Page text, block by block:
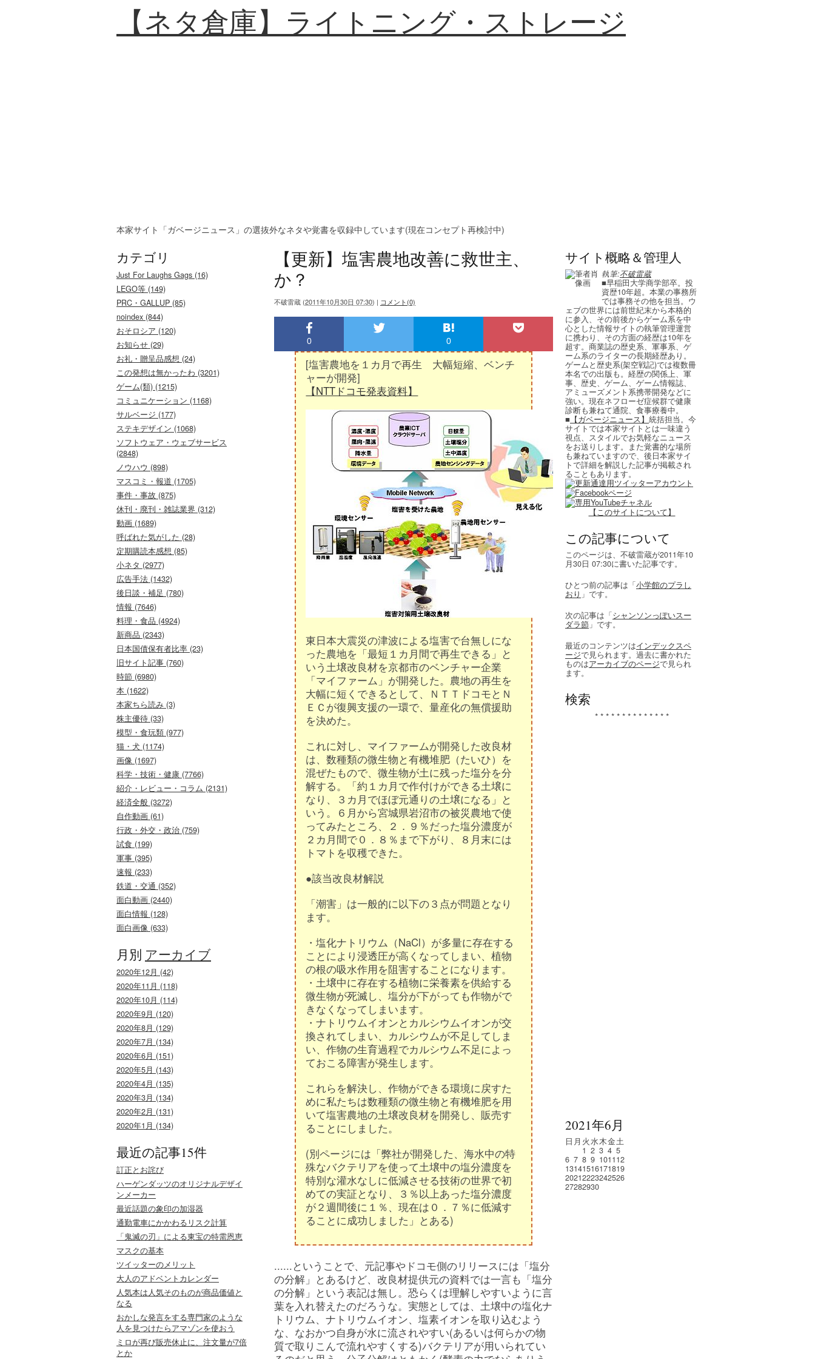
【ネタ倉庫】ライトニング・ストレージ
本家サイト「ガベージニュース」の選抜外なネタや覚書を収録中しています(現在コンセプト再検討中)
【更新】塩害農地改善に救世主、
か？
不破雷蔵 (2011年10月30日 07:30) | コメント(0)
0 0
[塩害農地を１カ月で再生 大幅短縮、ベンチ
ャーが開発]
【NTTドコモ発表資料】
東日本大震災の津波による塩害で台無しにな
った農地を「最短１カ月間で再生できる」と
いう土壌改良材を京都市のベンチャー企業
「マイファーム」が開発した。農地の再生を
大幅に短くできるとして、ＮＴＴドコモとＮ
ＥＣが復興支援の一環で、量産化の無償援助
を決めた。
これに対し、マイファームが開発した改良材
は、数種類の微生物と有機堆肥（たいひ）を
混ぜたもので、微生物が土に残った塩分を分
解する。「約１カ月で作付けができる土壌に
なり、３カ月でほぼ元通りの土壌になる」と
いう。６月から宮城県岩沼市の被災農地で使
ってみたところ、２．９％だった塩分濃度が
２カ月間で０．８％まで下がり、８月末には
トマトを収穫できた。
●該当改良材解説
「潮害」は一般的に以下の３点が問題となり
ます。
・塩化ナトリウム（NaCl）が多量に存在する
ことにより浸透圧が高くなってしまい、植物
の根の吸水作用を阻害することになります。
・土壌中に存在する植物に栄養素を供給する
微生物が死滅し、塩分が下がっても作物がで
きなくなってしまいます。
・ナトリウムイオンとカルシウムイオンが交
換されてしまい、カルシウムが不足してしま
い、作物の生育過程でカルシウム不足によっ
ておこる障害が発生します。
これらを解決し、作物ができる環境に戻すた
めに私たちは数種類の微生物と有機堆肥を用
いて塩害農地の土壌改良材を開発し、販売す
ることにしました。
(別ページには「弊社が開発した、海水中の特
殊なバクテリアを使って土壌中の塩分濃度を
特別な灌水なしに低減させる技術の世界で初
めての実証となり、３％以上あった塩分濃度
が２週間後に１％、現在は０．７％に低減す
ることに成功しました」とある)
......ということで、元記事やドコモ側のリリースには「塩分
の分解」とあるけど、改良材提供元の資料では一言も「塩分
の分解」という表記は無し。恐らくは理解しやすいように言
葉を入れ替えたのだろうな。実態としては、土壌中の塩化ナ
トリウム、ナトリウムイオン、塩素イオンを取り込むよう
な、なおかつ自身が水に流されやすい(あるいは何らかの物
質で取りこんで流れやすくする)バクテリアが用いられてい
カテゴリ
Just For Laughs Gags (16)
LEGO等 (149)
PRC・GALLUP (85)
noindex (844)
おそロシア (120)
お知らせ (29)
お礼・贈呈品感想 (24)
この発想は無かったわ (3201)
ゲーム(類) (1215)
コミュニケーション (1168)
サルベージ (177)
ステキデザイン (1068)
ソフトウェア・ウェブサービス
(2848)
ノウハウ (898)
マスコミ・報道 (1705)
事件・事故 (875)
休刊・廃刊・雑誌業界 (312)
動画 (1689)
呼ばれた気がした (28)
定期購読本感想 (85)
小ネタ (2977)
広告手法 (1432)
後日談・補足 (780)
情報 (7646)
料理・食品 (4924)
新商品 (2343)
日本国債保有者比率 (23)
旧サイト記事 (760)
時節 (6980)
本 (1622)
本家ちら読み (3)
株主優待 (33)
模型・食玩類 (977)
猫・犬 (1174)
画像 (1697)
科学・技術・健康 (7766)
紹介・レビュー・コラム (2131)
経済全般 (3272)
自作動画 (61)
行政・外交・政治 (759)
試食 (199)
軍事 (395)
速報 (233)
鉄道・交通 (352)
面白動画 (2440)
面白情報 (128)
面白画像 (633)
月別 アーカイブ
2020年12月 (42)
2020年11月 (118)
2020年10月 (114)
2020年9月 (120)
2020年8月 (129)
2020年7月 (134)
2020年6月 (151)
2020年5月 (143)
2020年4月 (135)
2020年3月 (134)
2020年2月 (131)
2020年1月 (134)
最近の記事15件
訂正とお詫び
ハーゲンダッツのオリジナルデザイ
ンメーカー
最近話題の象印の加湿器
通勤電車にかかわるリスク計算
「鬼滅の刃」による東宝の特需恩恵
マスクの基本
ツイッターのメリット
大人のアドベントカレンダー
人気本は人気そのものが商品価値と
なる
おかしな発言をする専門家のような
人を見つけたらアマゾンを使おう
ミロが再び販売休止に、注文量が7倍
とか
サイト概略＆管理人
執筆:不破雷蔵
■早稲田大学商学部卒。投
資歴10年超。本業の事務所
では事務その他を担当。ウ
ェブの世界には前世紀末から本格的
に参入、その前後からゲーム系を中
心とした情報サイトの執筆管理運営
に携わり、その方面の経歴は10年を
超す。商業誌の歴史系、軍事系、ゲ
ーム系のライターの長期経歴あり。
ゲームと歴史系(架空戦記)では複数冊
本名での出版も。経歴の関係上、軍
事、歴史、ゲーム、ゲーム情報誌、
アミューズメント系携帯開発などに
強い。現在ネフローゼ症候群で健康
診断も兼ねて通院、食事療養中。
■ 【ガベージニュース】 統括担当。今
サイトでは本家サイトとは一味違う
視点、スタイルでお気軽なニュース
をお送りします。また覚書的な場所
も兼ねていますので、後日本家サイ
トで詳細を解説した記事が掲載され
ることもあります。
【このサイトについて】
この記事について
このページは、不破雷蔵が2011年10
月30日 07:30に書いた記事です。
ひとつ前の記事は「小学館のプラし
おり 」です。
次の記事は「シャンソンっぽいスー
ダラ節 」です。
最近のコンテンツはインデックスペ
ージで見られます。過去に書かれた
ものはアーカイブのページで見られ
ます。
検索
* * * * * * * * * * * * * *
2021年6月
日 月 火水木金土
1 2 3 4 5
6 7 8 9 101112
13141516171819
20212223242526
27282930